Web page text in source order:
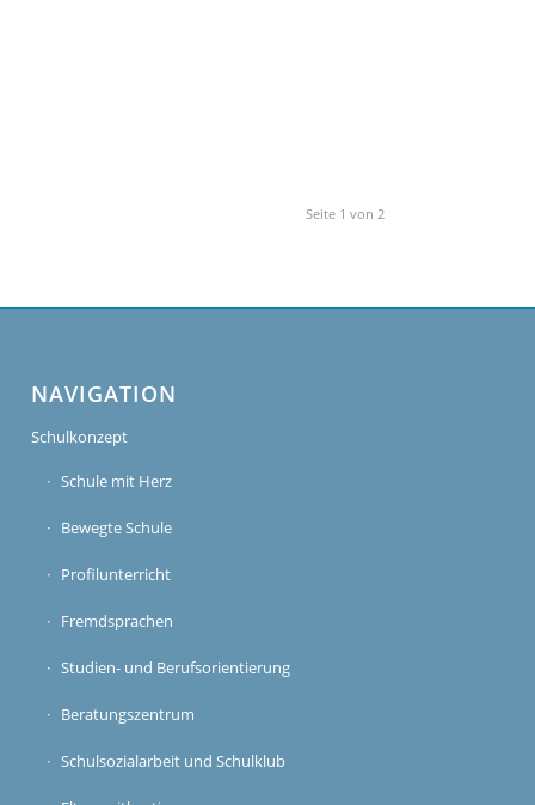
Seite 1 von 2
NAVIGATION
Schulkonzept
Schule mit Herz
Bewegte Schule
Profilunterricht
Fremdsprachen
Studien- und Berufsorientierung
Beratungszentrum
Schulsozialarbeit und Schulklub